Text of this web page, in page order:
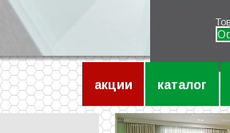
акции каталог